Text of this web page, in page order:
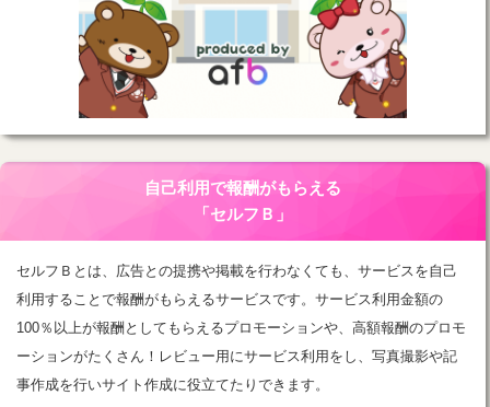
自己利用で報酬がもらえる
「セルフＢ」
セルフＢとは、広告との提携や掲載を行わなくても、サービスを自己
利用することで報酬がもらえるサービスです。サービス利用金額の
100％以上が報酬としてもらえるプロモーションや、高額報酬のプロモ
ーションがたくさん！レビュー用にサービス利用をし、写真撮影や記
事作成を行いサイト作成に役立てたりできます。